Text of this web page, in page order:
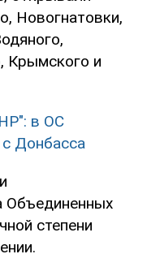
Новогнатовки,
Крымского и
в ОС
Донбасса
Объединенных
степени